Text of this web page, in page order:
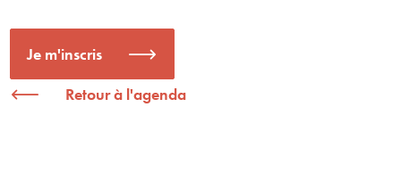
Je m'inscris
Retour à l'agenda